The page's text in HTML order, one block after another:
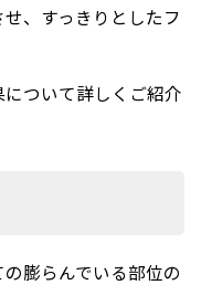
、すっきりとしたフ
ついて詳しくご紹介
膨らんでいる部位の